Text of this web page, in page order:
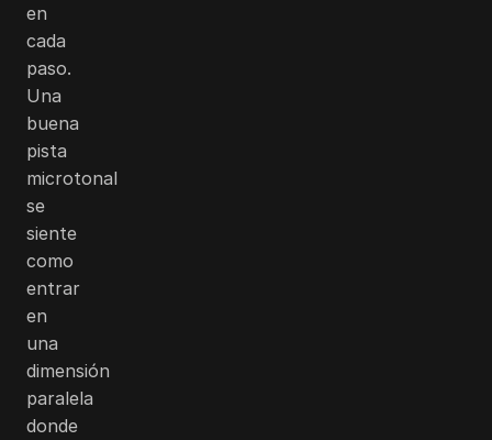
en
cada
paso.
Una
buena
pista
microtonal
se
siente
como
entrar
en
una
dimensión
paralela
donde